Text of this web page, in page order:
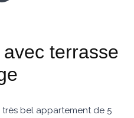
terrasse
très bel appartement de 5